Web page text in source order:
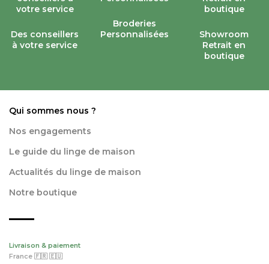
Des conseillers
à votre service
Broderies
Personnalisées
Showroom
Retrait en
boutique
Qui sommes nous ?
Nos engagements
Le guide du linge de maison
Actualités du linge de maison
Notre boutique
Livraison & paiement
France 🇫🇷 🇪🇺